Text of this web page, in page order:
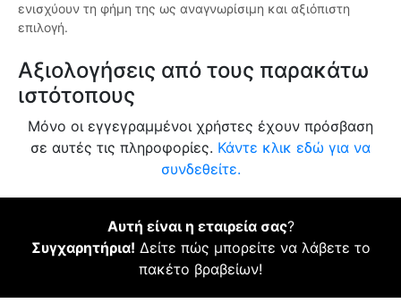
ενισχύουν τη φήμη της ως αναγνωρίσιμη και αξιόπιστη
επιλογή.
Αξιολογήσεις από τους παρακάτω
ιστότοπους
Μόνο οι εγγεγραμμένοι χρήστες έχουν πρόσβαση
σε αυτές τις πληροφορίες. Κάντε κλικ εδώ για να
συνδεθείτε.
Αυτή είναι η εταιρεία σας?
Συγχαρητήρια! Δείτε πώς μπορείτε να λάβετε το
πακέτο βραβείων!